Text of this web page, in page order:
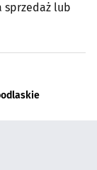
sprzedaż lub